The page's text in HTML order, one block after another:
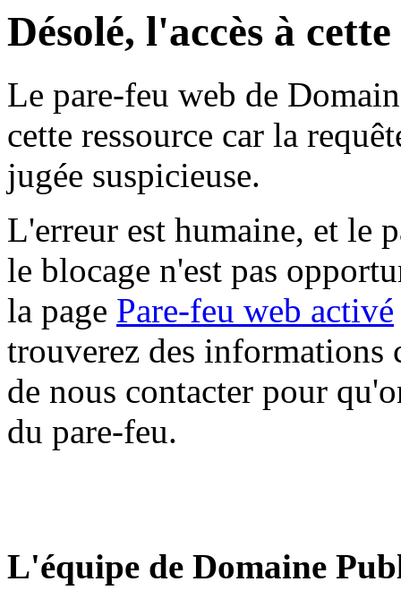
Désolé, l'accès à
Le pare-feu web de
cette ressource car la
jugée suspicieuse.
L'erreur est humaine, et le
le blocage n'est pas
la page Pare-feu web activé
trouverez des informations
de nous contacter pour
du pare-feu.
L'équipe de Domaine